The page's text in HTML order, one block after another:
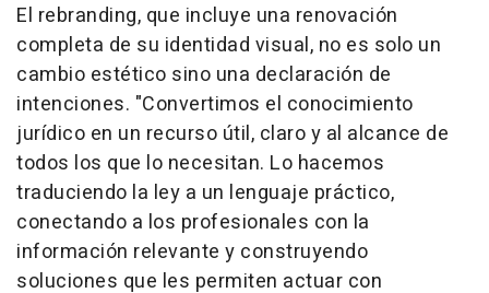
El rebranding, que incluye una renovación
completa de su identidad visual, no es solo un
cambio estético sino una declaración de
intenciones. "Convertimos el conocimiento
jurídico en un recurso útil, claro y al alcance de
todos los que lo necesitan. Lo hacemos
traduciendo la ley a un lenguaje práctico,
conectando a los profesionales con la
información relevante y construyendo
soluciones que les permiten actuar con